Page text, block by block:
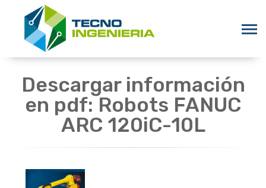
Descargar información
en pdf: Robots FANUC
ARC 120iC-10L